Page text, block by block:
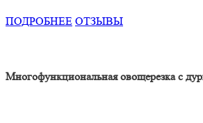
ПОДРОБНЕЕ ОТЗЫВЫ
Многофункциональная овощерезка с